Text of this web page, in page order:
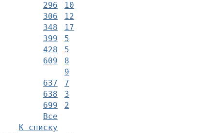
296
10
306
12
348
17
399
5
428
5
609
8
9
637
7
638
3
699
2
Все
К списку